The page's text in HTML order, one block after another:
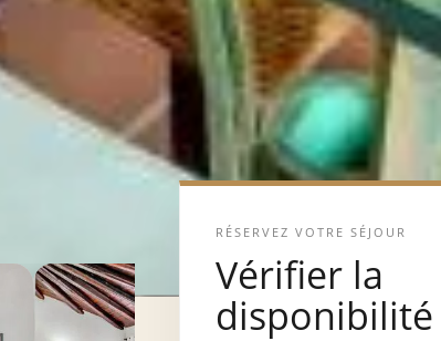
RÉSERVEZ VOTRE SÉJOUR
Vérifier la
disponibilité